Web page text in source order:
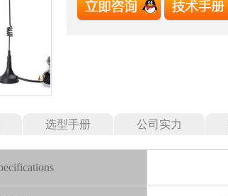
选型手册 公司实力